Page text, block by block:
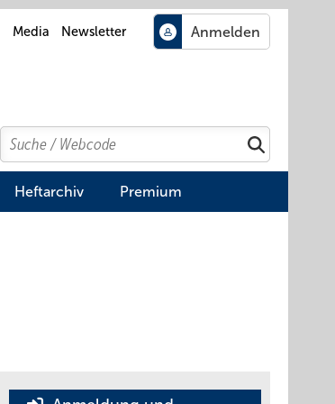
Media Newsletter
Search
Suchen
Heftarchiv Premium